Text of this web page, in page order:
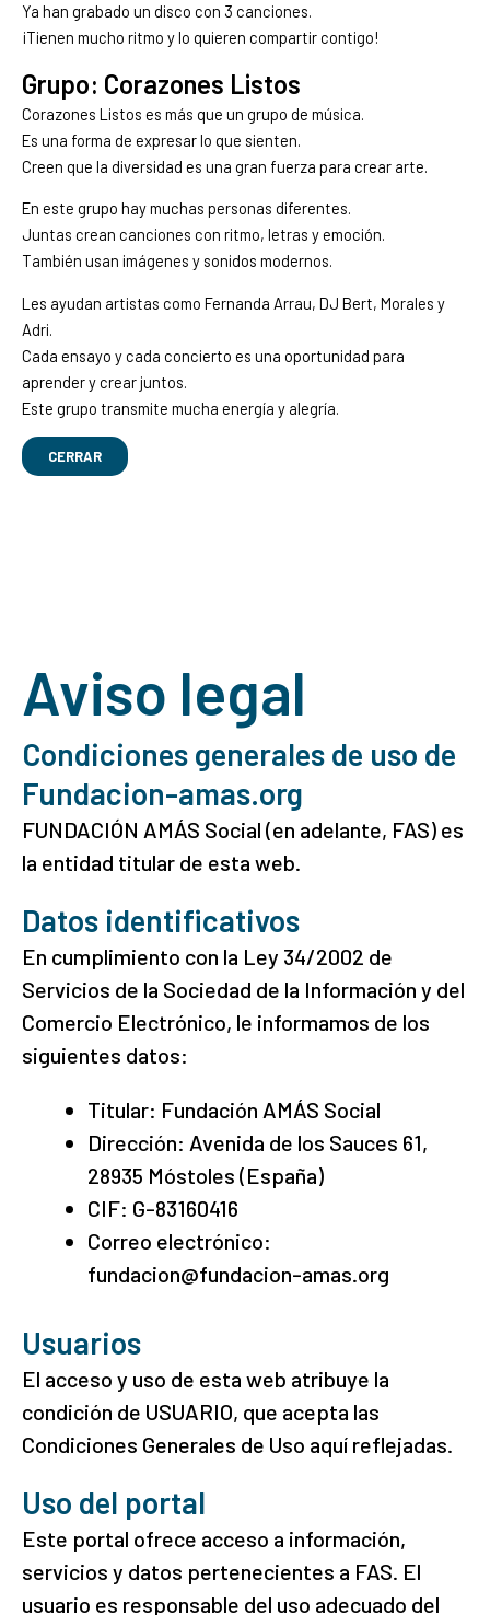
Ya han grabado un disco con 3 canciones.
¡Tienen mucho ritmo y lo quieren compartir contigo!
Grupo: Corazones Listos
Corazones Listos es más que un grupo de música.
Es una forma de expresar lo que sienten.
Creen que la diversidad es una gran fuerza para crear arte.
En este grupo hay muchas personas diferentes.
Juntas crean canciones con ritmo, letras y emoción.
También usan imágenes y sonidos modernos.
Les ayudan artistas como Fernanda Arrau, DJ Bert, Morales y
Adri.
Cada ensayo y cada concierto es una oportunidad para
aprender y crear juntos.
Este grupo transmite mucha energía y alegría.
CERRAR
Aviso legal
Condiciones generales de uso de
Fundacion-amas.org
FUNDACIÓN AMÁS Social (en adelante, FAS) es
la entidad titular de esta web.
Datos identificativos
En cumplimiento con la Ley 34/2002 de
Servicios de la Sociedad de la Información y del
Comercio Electrónico, le informamos de los
siguientes datos:
Titular: Fundación AMÁS Social
Dirección: Avenida de los Sauces 61,
28935 Móstoles (España)
CIF: G-83160416
Correo electrónico:
fundacion@fundacion-amas.org
Usuarios
El acceso y uso de esta web atribuye la
condición de USUARIO, que acepta las
Condiciones Generales de Uso aquí reflejadas.
Uso del portal
Este portal ofrece acceso a información,
servicios y datos pertenecientes a FAS. El
usuario es responsable del uso adecuado del